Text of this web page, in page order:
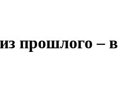
прошлого – в